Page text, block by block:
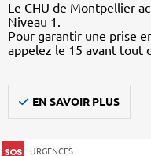
Le CHU de Montpellier
Niveau 1.
Pour garantir une prise
appelez le 15 avant tout
EN SAVOIR PLUS
URGENCES